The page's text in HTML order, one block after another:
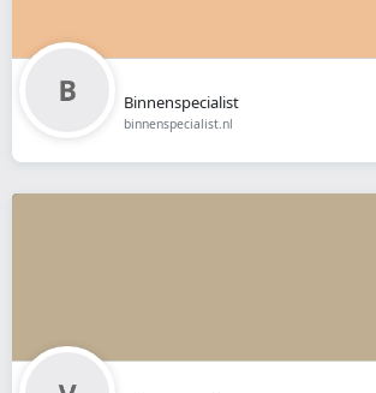
Binnenspecialist
binnenspecialist.nl